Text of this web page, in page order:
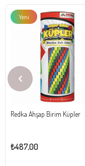
Redka Ahşap Birim Küpler
₺487,00
Yeni